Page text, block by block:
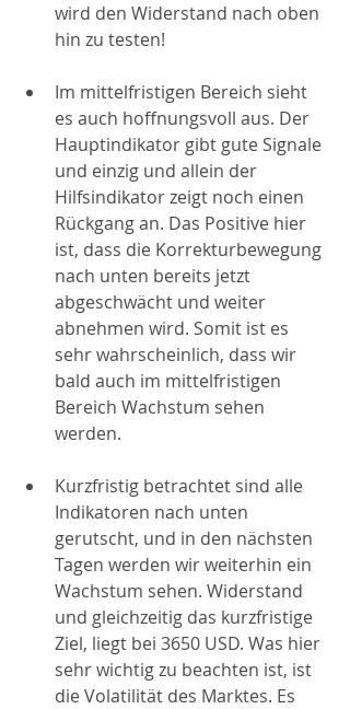
wird den Widerstand nach oben
hin zu testen!
Im mittelfristigen Bereich sieht
es auch hoffnungsvoll aus. Der
Hauptindikator gibt gute Signale
und einzig und allein der
Hilfsindikator zeigt noch einen
Rückgang an. Das Positive hier
ist, dass die Korrekturbewegung
nach unten bereits jetzt
abgeschwächt und weiter
abnehmen wird. Somit ist es
sehr wahrscheinlich, dass wir
bald auch im mittelfristigen
Bereich Wachstum sehen
werden.
Kurzfristig betrachtet sind alle
Indikatoren nach unten
gerutscht, und in den nächsten
Tagen werden wir weiterhin ein
Wachstum sehen. Widerstand
und gleichzeitig das kurzfristige
Ziel, liegt bei 3650 USD. Was hier
sehr wichtig zu beachten ist, ist
die Volatilität des Marktes. Es